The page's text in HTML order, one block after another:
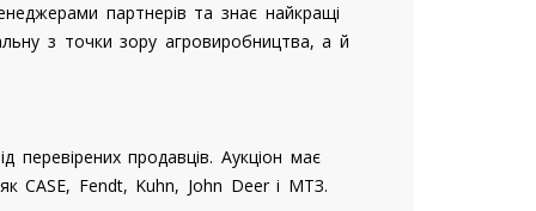
партнерів та знає найкращі
з точки зору агровиробництва, а й
перевірених продавців. Аукціон має
CASE, Fendt, Kuhn, John Deer і МТЗ.